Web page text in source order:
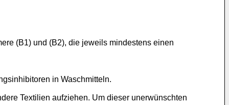
(B1) und (B2), die jeweils mindestens einen
in Waschmitteln.
Textilien aufziehen. Um dieser unerwünschten